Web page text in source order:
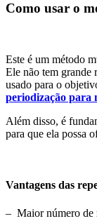
Como usar o
Este é um método
Ele não tem grande
usado para o
periodização para
Além disso, é
para que ela possa
Vantagens das
– Maior número de